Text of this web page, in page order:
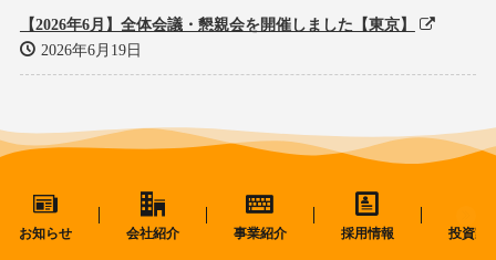
【2026年6月】全体会議・懇親会を開催しました【東京】
2026年6月19日
お知らせ 会社紹介 事業紹介 採用情報 投資家